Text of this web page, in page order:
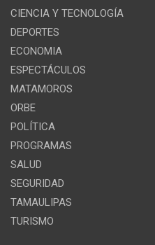
CIENCIA Y TECNOLOGÍA
DEPORTES
ECONOMIA
ESPECTÁCULOS
MATAMOROS
ORBE
POLÍTICA
PROGRAMAS
SALUD
SEGURIDAD
TAMAULIPAS
TURISMO